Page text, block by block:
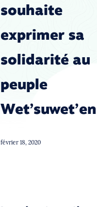
souhaite
exprimer sa
solidarité au
peuple
Wet’suwet’en
février 18, 2020